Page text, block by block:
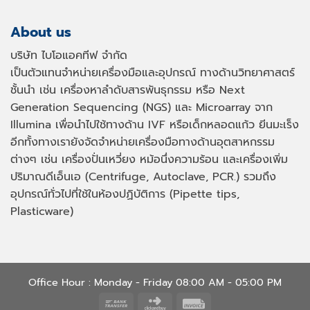
About us
บริษัท ไบโอแอคทีฟ จำกัด
เป็นตัวแทนจำหน่ายเครื่องมือและอุปกรณ์ ทางด้านวิทยาศาสตร์
ชั้นนำ เช่น เครื่องหาลำดับสารพันธุกรรม หรือ Next
Generation Sequencing (NGS) และ Microarray จาก
Illumina เพื่อนำไปใช้ทางด้าน IVF หรือเด็กหลอดแก้ว ยีนมะเร็ง
อีกทั้งทางเรายังจัดจำหน่ายเครื่องมือทางด้านอุตสาหกรรม
ต่างๆ เช่น เครื่องปั่นเหวี่ยง หม้อนึ่งความร้อน และเครื่องเพิ่ม
ปริมาณดีเอ็นเอ (Centrifuge, Autoclave, PCR.) รวมถึง
อุปกรณ์ทั่วไปที่ใช้ในห้องปฏิบัติการ (Pipette tips,
Plasticware)
Office Hour : Monday - Friday 08:00 AM - 05:00 PM
Bank
Click